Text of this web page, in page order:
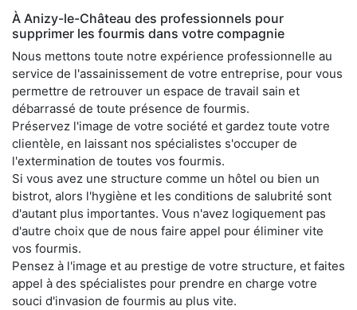
À Anizy-le-Château des professionnels pour
supprimer les fourmis dans votre compagnie
Nous mettons toute notre expérience professionnelle au
service de l'assainissement de votre entreprise, pour vous
permettre de retrouver un espace de travail sain et
débarrassé de toute présence de fourmis.
Préservez l'image de votre société et gardez toute votre
clientèle, en laissant nos spécialistes s'occuper de
l'extermination de toutes vos fourmis.
Si vous avez une structure comme un hôtel ou bien un
bistrot, alors l'hygiène et les conditions de salubrité sont
d'autant plus importantes. Vous n'avez logiquement pas
d'autre choix que de nous faire appel pour éliminer vite
vos fourmis.
Pensez à l'image et au prestige de votre structure, et faites
appel à des spécialistes pour prendre en charge votre
souci d'invasion de fourmis au plus vite.